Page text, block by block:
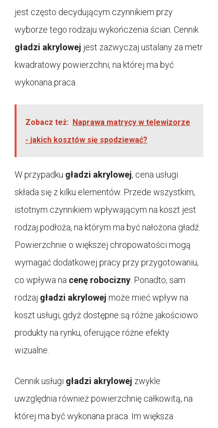
jest często decydującym czynnikiem przy
wyborze tego rodzaju wykończenia ścian. Cennik
gładzi akrylowej jest zazwyczaj ustalany za metr
kwadratowy powierzchni, na której ma być
wykonana praca.
Zobacz też: Naprawa matrycy w telewizorze
- jakich kosztów się spodziewać?
W przypadku gładzi akrylowej, cena usługi
składa się z kilku elementów. Przede wszystkim,
istotnym czynnikiem wpływającym na koszt jest
rodzaj podłoża, na którym ma być nałożona gładź.
Powierzchnie o większej chropowatości mogą
wymagać dodatkowej pracy przy przygotowaniu,
co wpływa na cenę robocizny . Ponadto, sam
rodzaj gładzi akrylowej może mieć wpływ na
koszt usługi, gdyż dostępne są różne jakościowo
produkty na rynku, oferujące różne efekty
wizualne.
Cennik usługi gładzi akrylowej zwykle
uwzględnia również powierzchnię całkowitą, na
której ma być wykonana praca. Im większa